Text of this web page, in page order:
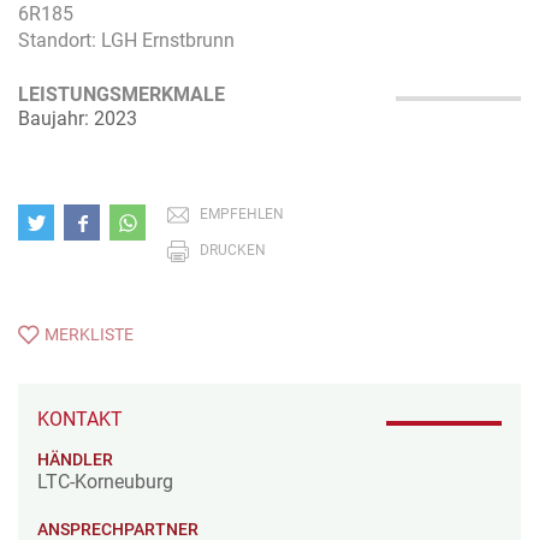
6R185
Standort: LGH Ernstbrunn
LEISTUNGSMERKMALE
Baujahr: 2023
EMPFEHLEN
DRUCKEN
MERKLISTE
KONTAKT
HÄNDLER
LTC-Korneuburg
ANSPRECHPARTNER